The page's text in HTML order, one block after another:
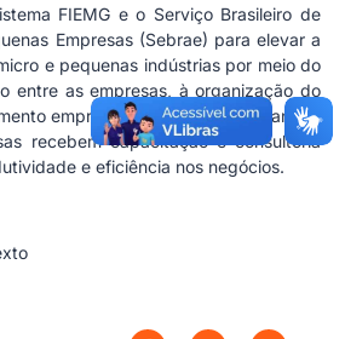
FIEMG e o Serviço Brasileiro de
Empresas (Sebrae) para elevar a
e pequenas indústrias por meio do
entre as empresas, à organização do
empresarial e territorial. Durante o
recebem capacitação e consultoria
e eficiência nos negócios.